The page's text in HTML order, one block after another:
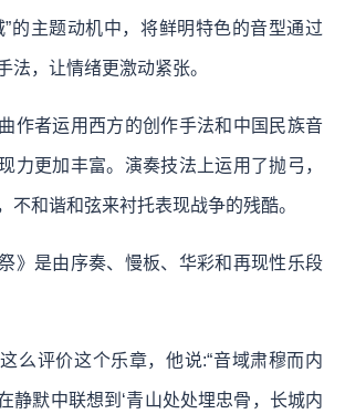
”的主题动机中，将鲜明特色的音型通过
法，让情绪更激动紧张。
作者运用西方的创作手法和中国民族音
力更加丰富。演奏技法上运用了抛弓，
不和谐和弦来衬托表现战争的残酷。
》是由序奏、慢板、华彩和再现性乐段
么评价这个乐章，他说:“音域肃穆而内
静默中联想到‘青山处处埋忠骨，长城内